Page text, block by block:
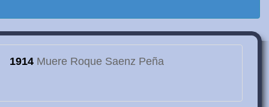
1914Muere Roque Saenz Peña